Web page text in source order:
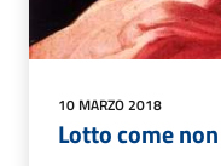
10 MARZO 2018
Lotto come